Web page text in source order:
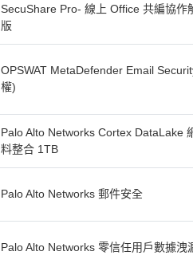
SecuShare Pro- 線上 Office 共編協作
版
OPSWAT MetaDefender Email
權)
Palo Alto Networks Cortex DataLake
料整合 1TB
Palo Alto Networks 郵件安全
Palo Alto Networks 零信任用戶數據洩